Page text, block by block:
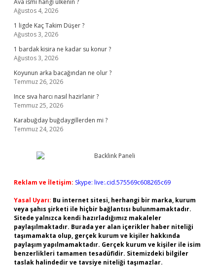
Ava ismi hangi ülkenin ?
Ağustos 4, 2026
1 ligde Kaç Takim Düşer ?
Ağustos 3, 2026
1 bardak kisira ne kadar su konur ?
Ağustos 3, 2026
Koyunun arka bacağından ne olur ?
Temmuz 26, 2026
Ince sıva harcı nasıl hazirlanir ?
Temmuz 25, 2026
Karabuğday buğdaygillerden mi ?
Temmuz 24, 2026
Reklam ve İletişim: Skype: live:.cid.575569c608265c69
Yasal Uyarı: Bu internet sitesi, herhangi bir marka, kurum
veya şahıs şirketi ile hiçbir bağlantısı bulunmamaktadır.
Sitede yalnızca kendi hazırladığımız makaleler
paylaşılmaktadır. Burada yer alan içerikler haber niteliği
taşımamakta olup, gerçek kurum ve kişiler hakkında
paylaşım yapılmamaktadır. Gerçek kurum ve kişiler ile isim
benzerlikleri tamamen tesadüfidir. Sitemizdeki bilgiler
taslak halindedir ve tavsiye niteliği taşımazlar.